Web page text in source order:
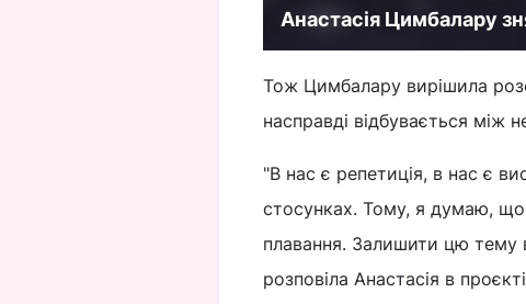
Анастасія Цимбалару
Тож Цимбалару вирішила
насправді відбувається між
"В нас є репетиція, в нас є
стосунках. Тому, я думаю, що
плавання. Залишити цю тему
розповіла Анастасія в проєкті